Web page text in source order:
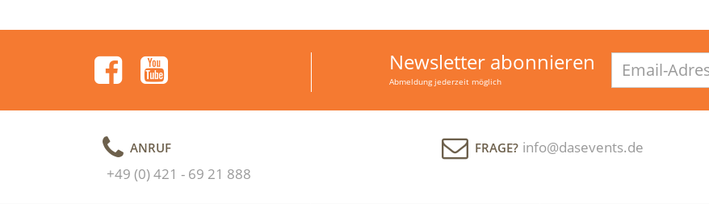
Newsletter abonnieren
Abmeldung jederzeit möglich
Adresse
ANRUF
+49 (0) 421 - 69 21 888
FRAGE? info@dasevents.de